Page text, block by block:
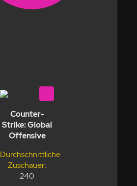
Counter-
Strike: Global
Offensive
Durchschnittliche
Zuschauer:
240